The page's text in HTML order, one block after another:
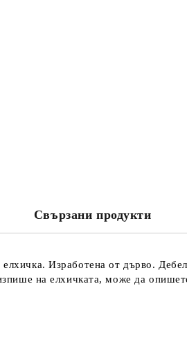
Свързани продукти
елхичка. Изработена от дърво.
на елхичката, може да